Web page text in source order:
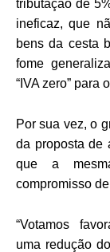
tributação de
ineficaz, que
bens da cesta
fome
“IVA zero” para
Por sua vez, o
da proposta de
que a
compromisso
“Votamos
uma redução